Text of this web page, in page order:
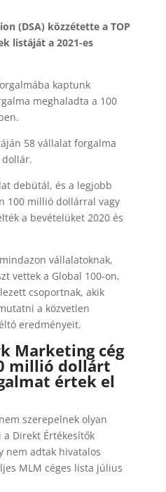
(DSA) közzétette a TOP
listáját a 2021-es
kaptunk
meghaladta a 100
58 vállalat forgalma
debütál, és a legjobb
100 millió dollárral vagy
a bevételüket 2020 és
vállalatoknak,
vettek a Global 100-on,
csoportnak, akik
a közvetlen
eredményeit.
Marketing cég
millió dollárt
értek el
szerepelnek olyan
Direkt Értékesítők
nem adtak hivatalos
MLM céges lista július